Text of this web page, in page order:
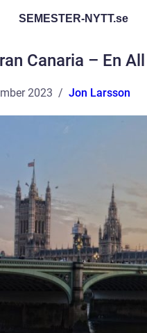
SEMESTER-NYTT.se
Canaria – En
2023 Jon Larsson